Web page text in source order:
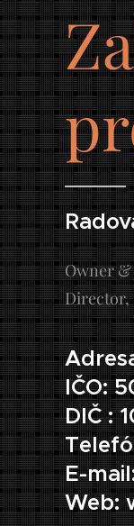
Owner &
Director,
IČO:
DIČ :
E-
Web: